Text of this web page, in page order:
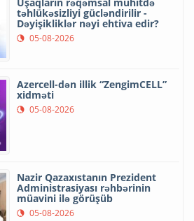
təhlükəsizliyi gücləndirilir -
Dəyişikliklər nəyi ehtiva edir?
05-08-2026
Azercell-dən illik “ZengimCELL”
xidməti
05-08-2026
Nazir Qazaxıstanın Prezident
Administrasiyası rəhbərinin
müavini ilə görüşüb
05-08-2026